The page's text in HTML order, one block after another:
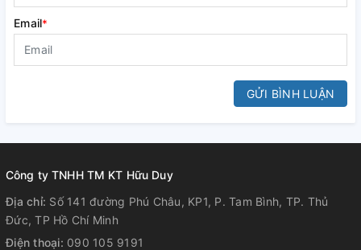
Email*
GỬI BÌNH LUẬN
Công ty TNHH TM KT Hữu Duy
Địa chỉ: Số 141 đường Phú Châu, KP1, P. Tam Bình, TP. Thủ
Đức, TP Hồ Chí Minh
Điện thoại: 090 105 9191